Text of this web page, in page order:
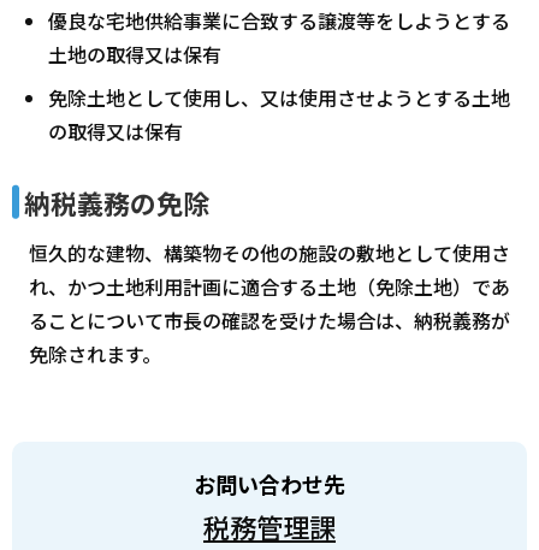
優良な宅地供給事業に合致する譲渡等をしようとする
土地の取得又は保有
免除土地として使用し、又は使用させようとする土地
の取得又は保有
納税義務の免除
恒久的な建物、構築物その他の施設の敷地として使用さ
れ、かつ土地利用計画に適合する土地（免除土地）であ
ることについて市長の確認を受けた場合は、納税義務が
免除されます。
お問い合わせ先
税務管理課